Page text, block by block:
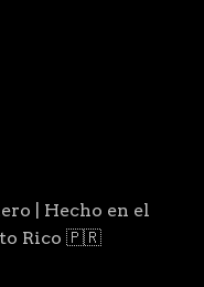
| Hecho en el
Rico 🇵🇷